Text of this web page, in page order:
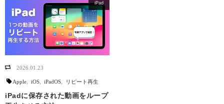
iPad
2026.01.23
Apple iOS iPadOS リピート再生
iPadに保存された動画をループ